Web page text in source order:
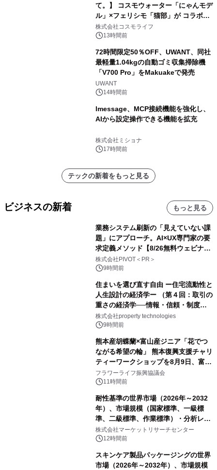
て。】 コスモウォーター「にゃんモデ
ル」×フェリシモ「猫部」が コラボキ
ャンペーンを実施
株式会社コスモライフ
13時間前
72時間限定50％OFF、UWANT、同社
最軽量1.04kgの自動ゴミ収集掃除機
「V700 Pro」をMakuakeで発売
UWANT
14時間前
lmessage、MCP接続機能を強化し、
AIから設定操作できる機能を拡充
株式会社ミショナ
17時間前
テックの新着をもっと見る
ビジネスの新着 もっと見る
業務システム刷新の「見えていない課
題」にアプローチ。AI×UX専門家の要
求定義メソッド【8/26無料ウェビナ
ー】株式会社PIVOT
株式会社PIVOT＜PR＞
9時間前
住まいを選び直す自由 ー住宅流動性と
人生設計の経済学ー （第４回：取引の
重さの経済学──情報・信頼・制度を
PropTechはどう組み替えるか）｜
PropTech-Lab
株式会社property technologies
9時間前
熊本産胡蝶蘭×富山産ジニア「花でつ
ながる希望の輪」 熊本復興支援チャリ
ティーワークショップを8月9日、富
山・射水で開催
フラワーライフ振興協議会
11時間前
耐性基準の世界市場（2026年～2032
年）、市場規模（国家標準、一級標
準、二級標準、作業標準）・分析レポ
ートを発表
株式会社マーケットリサーチセンター
12時間前
スキンケア製品パッケージングの世界
市場（2026年～2032年）、市場規模